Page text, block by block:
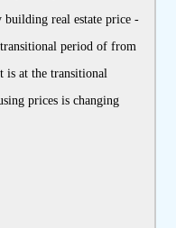
building real estate price -
period of from
is at the transitional
prices is changing